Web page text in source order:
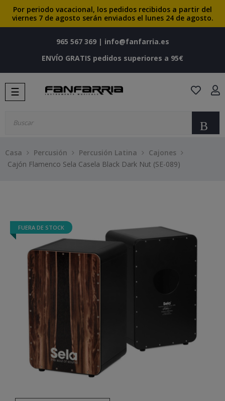
Por periodo vacacional, los pedidos recibidos a partir del
viernes 7 de agosto serán enviados el lunes 24 de agosto.
965 567 369| info@fanfarria.es
ENVÍO GRATIS pedidos superiores a 95€
Navegación
de
☰
Casa Percusión Percusión Latina
Cajones
Cajón Flamenco Sela Casela Black Dark Nut (SE-089)
FUERA DE STOCK